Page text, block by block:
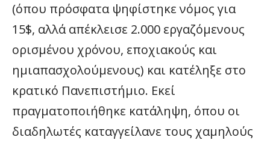
(όπου πρόσφατα ψηφίστηκε νόμος για
15$, αλλά απέκλεισε 2.000 εργαζόμενους
ορισμένου χρόνου, εποχιακούς και
ημιαπασχολούμενους) και κατέληξε στο
κρατικό Πανεπιστήμιο. Εκεί
πραγματοποιήθηκε κατάληψη, όπου οι
διαδηλωτές καταγγείλανε τους χαμηλούς